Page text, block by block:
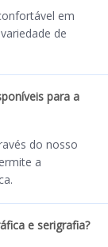
em
de
para a
do nosso
a
e serigrafia?